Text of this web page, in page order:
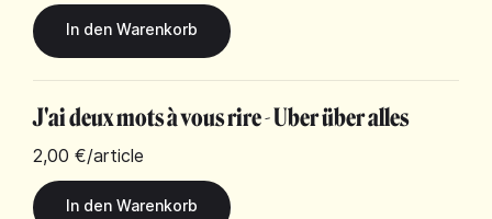
J'ai deux mots à vous rire - Uber über alles
2,00 €/article